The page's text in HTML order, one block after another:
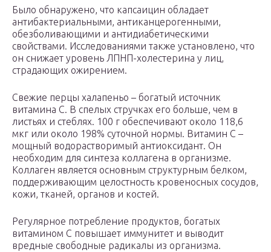
Было обнаружено, что капсаицин обладает
антибактериальными, антиканцерогенными,
обезболивающими и антидиабетическими
свойствами. Исследованиями также установлено, что
он снижает уровень ЛПНП-холестерина у лиц,
страдающих ожирением.
Свежие перцы халапеньо – богатый источник
витамина С. В спелых стручках его больше, чем в
листьях и стеблях. 100 г обеспечивают около 118,6
мкг или около 198% суточной нормы. Витамин C –
мощный водорастворимый антиоксидант. Он
необходим для синтеза коллагена в организме.
Коллаген является основным структурным белком,
поддерживающим целостность кровеносных сосудов,
кожи, тканей, органов и костей.
Регулярное потребление продуктов, богатых
витамином C повышает иммунитет и выводит
вредные свободные радикалы из организма.